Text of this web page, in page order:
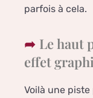
parfois à cela.
Le haut
effet
Voilà une